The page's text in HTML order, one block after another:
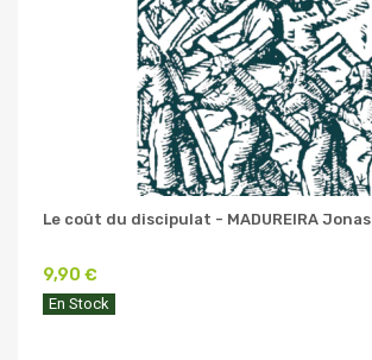
Le coût du discipulat - MADUREIRA Jonas
9,90 €
En Stock